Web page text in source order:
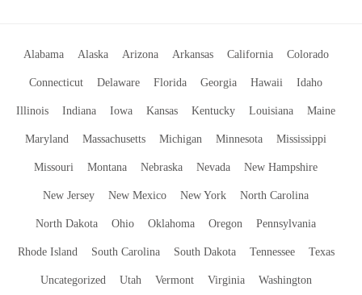
Alabama Alaska Arizona Arkansas California Colorado
Connecticut Delaware Florida Georgia Hawaii Idaho
Illinois Indiana Iowa Kansas Kentucky Louisiana Maine
Maryland Massachusetts Michigan Minnesota Mississippi
Missouri Montana Nebraska Nevada New Hampshire
New Jersey New Mexico New York North Carolina
North Dakota Ohio Oklahoma Oregon Pennsylvania
Rhode Island South Carolina South Dakota Tennessee Texas
Uncategorized Utah Vermont Virginia Washington